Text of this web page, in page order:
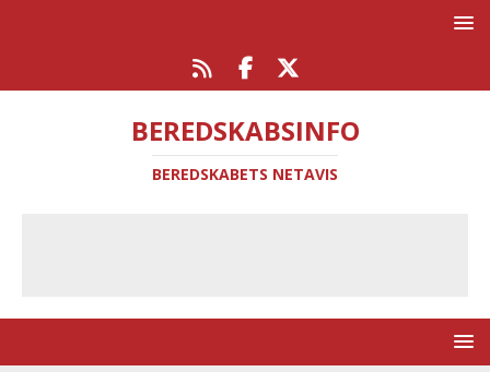
BEREDSKABSINFO
BEREDSKABETS NETAVIS